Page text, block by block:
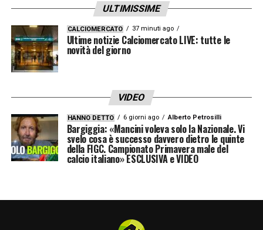
ULTIMISSIME
CALCIOMERCATO 37 minuti ago
Ultime notizie Calciomercato LIVE: tutte le
novità del giorno
VIDEO
HANNO DETTO 6 giorni ago Alberto Petrosilli
Bargiggia: «Mancini voleva solo la Nazionale. Vi
svelo cosa è successo davvero dietro le quinte
della FIGC. Campionato Primavera male del
calcio italiano» ESCLUSIVA e VIDEO